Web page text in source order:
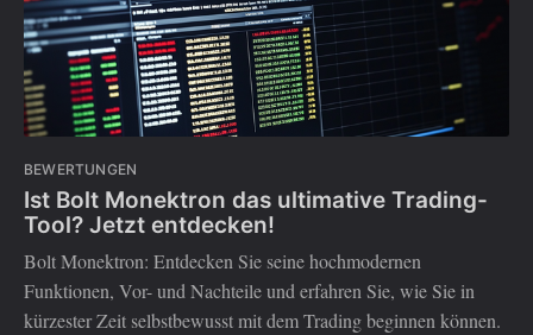
BEWERTUNGEN
Ist Bolt Monektron das ultimative Trading-
Tool? Jetzt entdecken!
Bolt Monektron: Entdecken Sie seine hochmodernen
Funktionen, Vor- und Nachteile und erfahren Sie, wie Sie in
kürzester Zeit selbstbewusst mit dem Trading beginnen können.